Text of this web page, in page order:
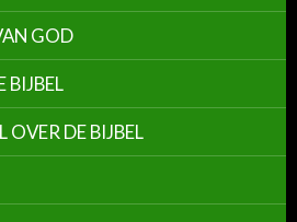
GOD
BIJBEL
OVER DE BIJBEL